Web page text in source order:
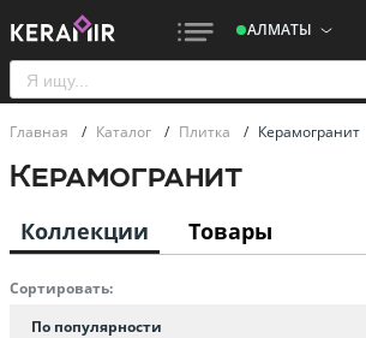
АЛМАТЫ
Главная / Каталог / Плитка / Керамогранит
Керамогранит
Коллекции Товары
Сортировать:
По популярности